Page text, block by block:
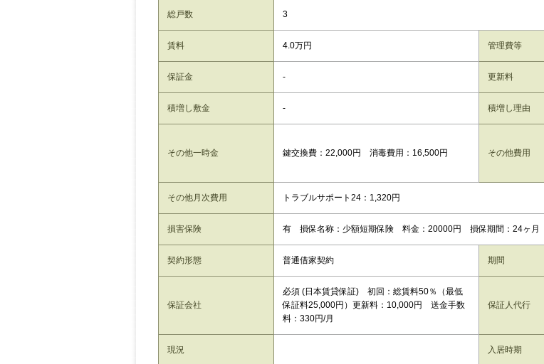
総戸数 3
賃料 4.0万円 管理費等
保証金 - 更新料
積増し敷金 - 積増し理由
その他一時金 鍵交換費：22,000円 消毒費用：16,500円 その他費用
その他月次費用 トラブルサポート24：1,320円
損害保険 有 損保名称：少額短期保険 料金：20000円 損保期間：24ヶ月
契約形態 普通借家契約 期間
保証会社
必須 (日本賃貸保証) 初回：総賃料50％（最低
保証料25,000円）更新料：10,000円 送金手数
料：330円/月
保証人代行
現況 入居時期